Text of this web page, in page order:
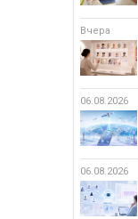
Вчера
06.08.2026
06.08.2026